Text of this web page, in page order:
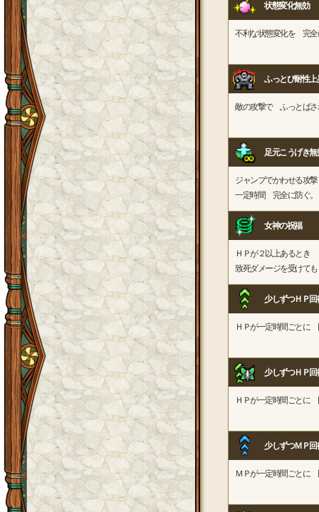
状態変化無効
不利な状態変化を 完全
ふっとび耐性上
敵の攻撃で ふっとばさ
足元こうげき無
ジャンプでかわせる攻撃
一定時間 完全に防ぐ。
女神の祝福
ＨＰが２以上あるとき
致死ダメージを受けて
少しずつＨＰ回
ＨＰが一定時間ごとに
少しずつＨＰ回
ＨＰが一定時間ごとに
少しずつＭＰ回
ＭＰが一定時間ごとに